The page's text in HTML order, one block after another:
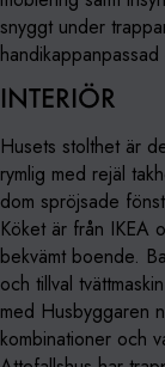
snyggt under
INTERIÖR
Husets stolthet är
rymlig med rejäl
dom spröjsade
Köket är från IKEA
bekvämt boende.
och tillval
med Husbyggaren
kombinationer och